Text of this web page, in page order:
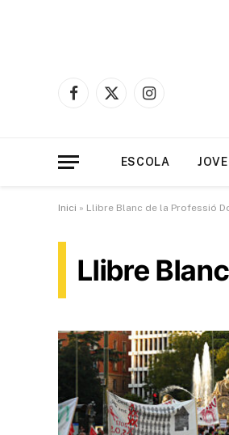
Facebook
X
Instagram
ESCOLA
Inici » Llibre Blanc de la Professió
Llibre